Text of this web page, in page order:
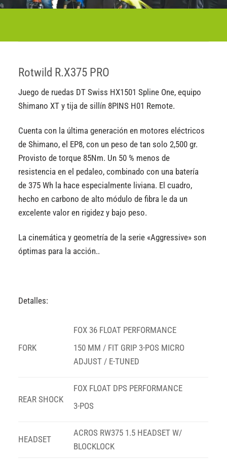
Rotwild R.X375 PRO
Juego de ruedas DT Swiss HX1501 Spline One, equipo
Shimano XT y tija de sillín 8PINS H01 Remote.
Cuenta con la última generación en motores eléctricos
de Shimano, el EP8, con un peso de tan solo 2,500 gr.
Provisto de torque 85Nm. Un 50 % menos de
resistencia en el pedaleo, combinado con una batería
de 375 Wh la hace especialmente liviana. El cuadro,
hecho en carbono de alto módulo de fibra le da un
excelente valor en rigidez y bajo peso.
La cinemática y geometría de la serie «Aggressive» son
óptimas para la acción..
Detalles:
FORK
FOX 36 FLOAT PERFORMANCE
150 MM / FIT GRIP 3-POS MICRO
ADJUST / E-TUNED
REAR SHOCK
FOX FLOAT DPS PERFORMANCE
3-POS
HEADSET
ACROS RW375 1.5 HEADSET W/
BLOCKLOCK